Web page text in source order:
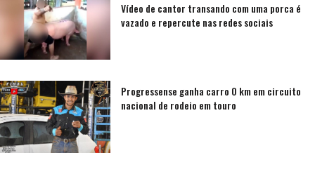
Vídeo de cantor transando com uma porca é
vazado e repercute nas redes sociais
Progressense ganha carro 0 km em circuito
nacional de rodeio em touro